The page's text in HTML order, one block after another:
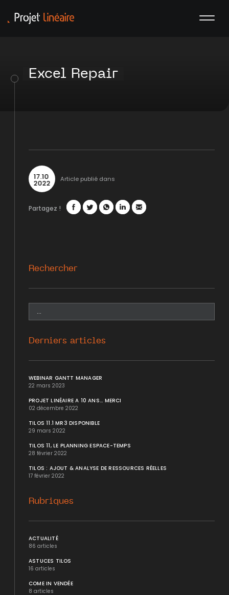
Excel Repair
17.10
2022 Article publié dans
Partagez !
Rechercher
Derniers articles
WEBINAR GANTT MANAGER
22 mars 2023
PROJET LINÉAIRE A 10 ANS... MERCI
02 décembre 2022
TILOS 11.1 MR3 DISPONIBLE
29 mars 2022
TILOS 11, LE PLANNING ESPACE-TEMPS
28 février 2022
TILOS : AJOUT & ANALYSE DE RESSOURCES RÉELLES
17 février 2022
Rubriques
ACTUALITÉ
86 articles
ASTUCES TILOS
16 articles
COME IN VENDÉE
8 articles